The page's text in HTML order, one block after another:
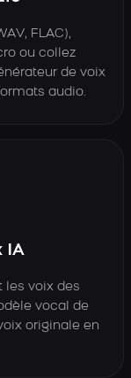
FLAC),
ou collez
de voix
audio.
IA
les voix des
vocal de
originale en